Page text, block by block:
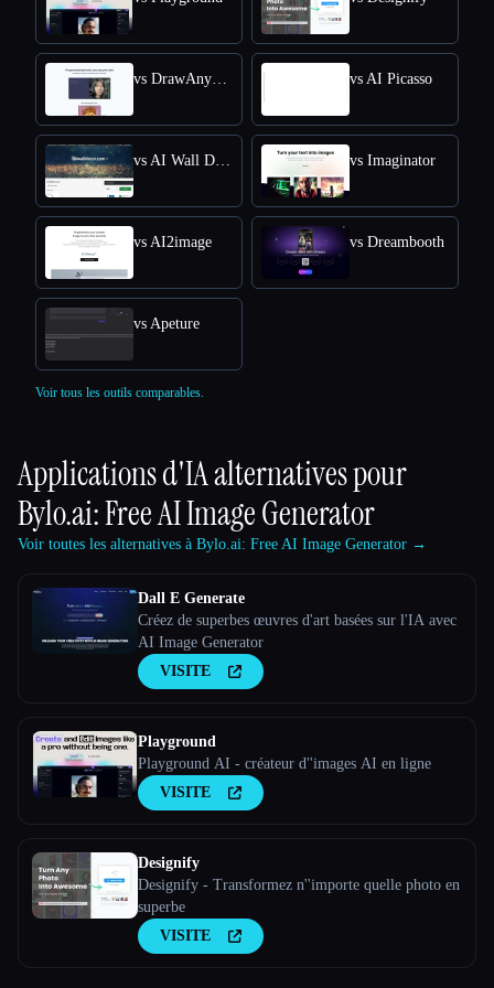
vs DrawAnyone vs AI Picasso
vs AI Wall Decor vs Imaginator
vs AI2image vs Dreambooth
vs Apeture
Voir tous les outils comparables.
Applications d'IA alternatives pour
Bylo.ai: Free AI Image Generator
Voir toutes les alternatives à Bylo.ai: Free AI Image Generator →
Dall E Generate
Créez de superbes œuvres d'art basées sur l'IA avec
AI Image Generator
VISITE
Playground
Playground AI - créateur d''images AI en ligne
VISITE
Designify
Designify - Transformez n''importe quelle photo en
superbe
VISITE